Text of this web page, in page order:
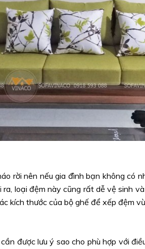
rời nên nếu gia đình bạn không có
loại đệm này cũng rất dễ vệ sinh
kích thước của bộ ghế để xếp đệm
được lưu ý sao cho phù hợp với